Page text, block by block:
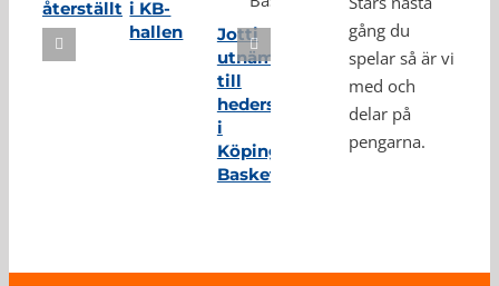
återställt i KB-
hallen
Jotti
utnämnd
till
hedersmedlem
i
Köping
Basket
gång du
spelar så är vi
med och
delar på
pengarna.